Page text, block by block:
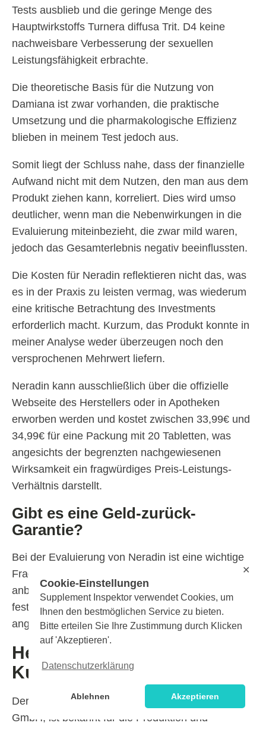
Cookie-Einstellungen
Supplement Inspektor verwendet Cookies, um
Ihnen den bestmöglichen Service zu bieten.
Bitte erteilen Sie Ihre Zustimmung durch Klicken
auf 'Akzeptieren'.
Datenschutzerklärung
Ablehnen Akzeptieren
✕
Tests ausblieb und die geringe Menge des
Hauptwirkstoffs Turnera diffusa Trit. D4 keine
nachweisbare Verbesserung der sexuellen
Leistungsfähigkeit erbrachte.
Die theoretische Basis für die Nutzung von
Damiana ist zwar vorhanden, die praktische
Umsetzung und die pharmakologische Effizienz
blieben in meinem Test jedoch aus.
Somit liegt der Schluss nahe, dass der finanzielle
Aufwand nicht mit dem Nutzen, den man aus dem
Produkt ziehen kann, korreliert. Dies wird umso
deutlicher, wenn man die Nebenwirkungen in die
Evaluierung miteinbezieht, die zwar mild waren,
jedoch das Gesamterlebnis negativ beeinflussten.
Die Kosten für Neradin reflektieren nicht das, was
es in der Praxis zu leisten vermag, was wiederum
eine kritische Betrachtung des Investments
erforderlich macht. Kurzum, das Produkt konnte in
meiner Analyse weder überzeugen noch den
versprochenen Mehrwert liefern.
Neradin kann ausschließlich über die offizielle
Webseite des Herstellers oder in Apotheken
erworben werden und kostet zwischen 33,99€ und
34,99€ für eine Packung mit 20 Tabletten, was
angesichts der begrenzten nachgewiesenen
Wirksamkeit ein fragwürdiges Preis-Leistungs-
Verhältnis darstellt.
Gibt es eine Geld-zurück-
Garantie?
Bei der Evaluierung von Neradin ist eine wichtige
Frage, ob der Hersteller eine Geld-zurück-Garantie
anbietet. Nach sorgfältiger Recherche konnte ich
feststellen, dass eine solche Garantie aktuell nicht
angeboten wird.
Herstellerinformationen und
Kundenservice
Der Hersteller von Neradin, die PharmaFGP
GmbH, ist bekannt für die Produktion und